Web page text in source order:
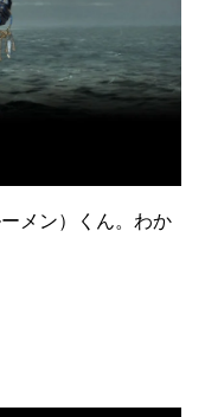
メン）くん。わか